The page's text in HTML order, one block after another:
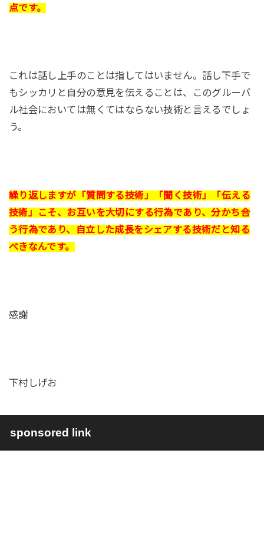
点です。
これは話し上手のことは指してはいません。話し下手で
もシッカリと自分の意見を伝えることは、このグルーバ
ル社会においては無くてはならない技術と言えるでしょ
う。
繰り返しますが「質問する技術」「聞く技術」「伝える
技術」こそ、お互いを大切にする行為であり、分かち合
う行為であり、自立した成長をシェアする技術だと知る
べきなんです。
感謝
下村しげお
sponsored link